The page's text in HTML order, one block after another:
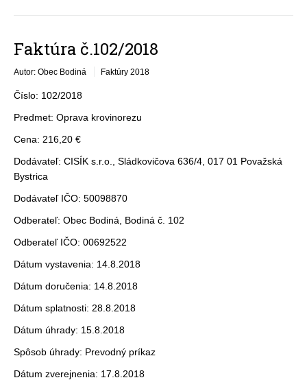
Faktúra č.102/2018
Autor: Obec Bodiná Faktúry 2018
Číslo: 102/2018
Predmet: Oprava krovinorezu
Cena: 216,20 €
Dodávateľ: CISÍK s.r.o., Sládkovičova 636/4, 017 01 Považská
Bystrica
Dodávateľ IČO: 50098870
Odberateľ: Obec Bodiná, Bodiná č. 102
Odberateľ IČO: 00692522
Dátum vystavenia: 14.8.2018
Dátum doručenia: 14.8.2018
Dátum splatnosti: 28.8.2018
Dátum úhrady: 15.8.2018
Spôsob úhrady: Prevodný príkaz
Dátum zverejnenia: 17.8.2018